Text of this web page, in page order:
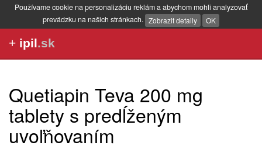
Používame cookie na personalizáciu reklám a abychom mohli analyzovať
prevádzku na našich stránkach. Zobrazit detaily OK
+ ipil.sk
Quetiapin Teva 200 mg
tablety s predĺženým
uvoľňovaním